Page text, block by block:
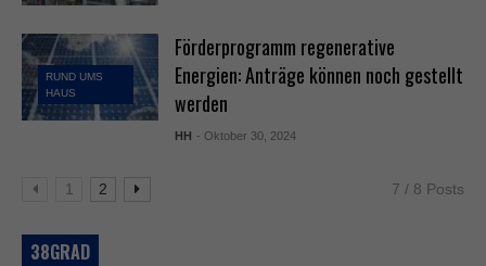
RUND UMS
HAUS
Förderprogramm regenerative
Energien: Anträge können noch gestellt
werden
HH - Oktober 30, 2024
1 2 7 / 8 Posts
38GRAD